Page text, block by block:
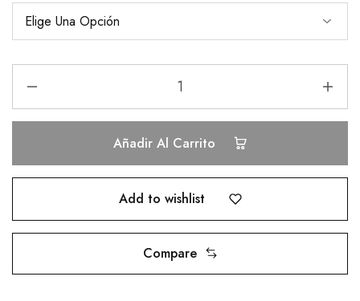
Añadir Al Carrito
Add to wishlist
Compare